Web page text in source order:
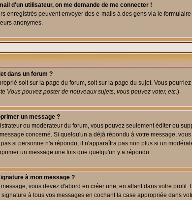
d'un utilisateur, on me demande de me connecter !
enregistrés peuvent envoyer des e-mails à des gens via le
anonymes.
dans un forum ?
soit sur la page du forum, soit sur la page du sujet. Vous
Vous pouvez poster de nouveaux sujets, vous pouvez voter, etc.)
un message ?
ou modérateur du forum, vous pouvez seulement éditer ou
concerné. Si quelqu'un a déjà répondu à votre message,
si personne n'a répondu, il n'apparaîtra pas non plus si un
un message une fois que quelqu'un y a répondu.
à mon message ?
vous devez d'abord en créer une, en allant dans votre
à tous vos messages en cochant la case appropriée dans